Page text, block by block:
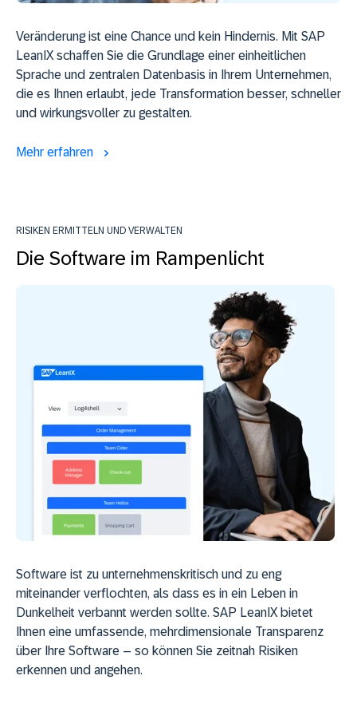
Veränderung ist eine Chance und kein Hindernis. Mit SAP
LeanIX schaffen Sie die Grundlage einer einheitlichen
Sprache und zentralen Datenbasis in Ihrem Unternehmen,
die es Ihnen erlaubt, jede Transformation besser, schneller
und wirkungsvoller zu gestalten.
Mehr erfahren
RISIKEN ERMITTELN UND VERWALTEN
Die Software im Rampenlicht
Software ist zu unternehmenskritisch und zu eng
miteinander verflochten, als dass es in ein Leben in
Dunkelheit verbannt werden sollte. SAP LeanIX bietet
Ihnen eine umfassende, mehrdimensionale Transparenz
über Ihre Software – so können Sie zeitnah Risiken
erkennen und angehen.